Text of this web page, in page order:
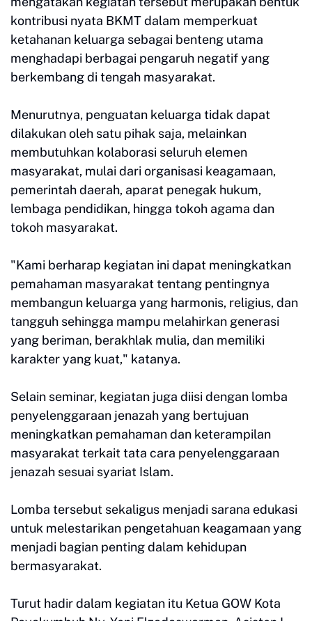
kontribusi nyata BKMT dalam memperkuat
ketahanan keluarga sebagai benteng utama
menghadapi berbagai pengaruh negatif yang
berkembang di tengah masyarakat.
Menurutnya, penguatan keluarga tidak dapat
dilakukan oleh satu pihak saja, melainkan
membutuhkan kolaborasi seluruh elemen
masyarakat, mulai dari organisasi keagamaan,
pemerintah daerah, aparat penegak hukum,
lembaga pendidikan, hingga tokoh agama dan
tokoh masyarakat.
"Kami berharap kegiatan ini dapat meningkatkan
pemahaman masyarakat tentang pentingnya
membangun keluarga yang harmonis, religius, dan
tangguh sehingga mampu melahirkan generasi
yang beriman, berakhlak mulia, dan memiliki
karakter yang kuat," katanya.
Selain seminar, kegiatan juga diisi dengan lomba
penyelenggaraan jenazah yang bertujuan
meningkatkan pemahaman dan keterampilan
masyarakat terkait tata cara penyelenggaraan
jenazah sesuai syariat Islam.
Lomba tersebut sekaligus menjadi sarana edukasi
untuk melestarikan pengetahuan keagamaan yang
menjadi bagian penting dalam kehidupan
bermasyarakat.
Turut hadir dalam kegiatan itu Ketua GOW Kota